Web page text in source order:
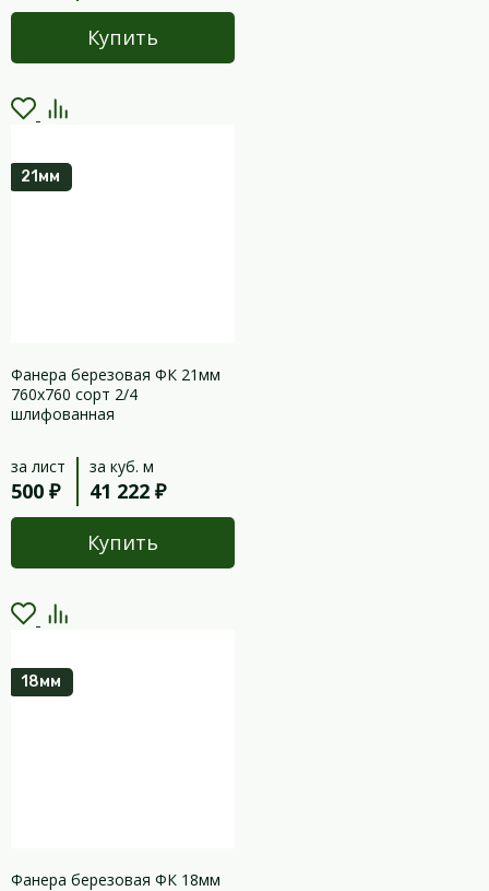
Купить
21мм
Фанера березовая ФК 21мм
760х760 сорт 2/4
шлифованная
за лист
500 ₽
за куб. м
41 222 ₽
Купить
18мм
Фанера березовая ФК 18мм